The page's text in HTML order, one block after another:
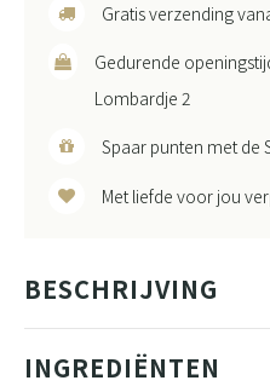
Gratis verzending
Gedurende
Lombardje 2
Spaar punten met de
Met liefde voor jou
BESCHRIJVING
INGREDIËNTEN